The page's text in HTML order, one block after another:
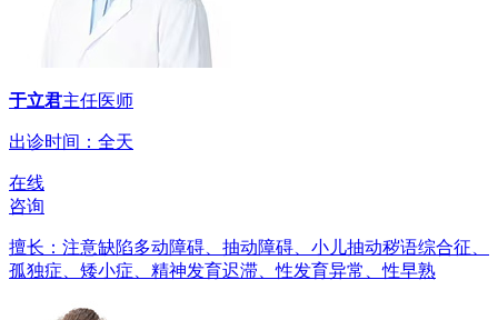
于立君主任医师
出诊时间：全天
在线
咨询
擅长：注意缺陷多动障碍、抽动障碍、小儿抽动秽语综合征、
孤独症、矮小症、精神发育迟滞、性发育异常、性早熟